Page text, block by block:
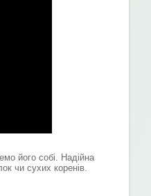
його собі. Надійна
чи сухих коренів.